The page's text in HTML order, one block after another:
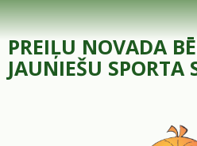
to
PREIĻU NOVADA
JAUNIEŠU SPORTA